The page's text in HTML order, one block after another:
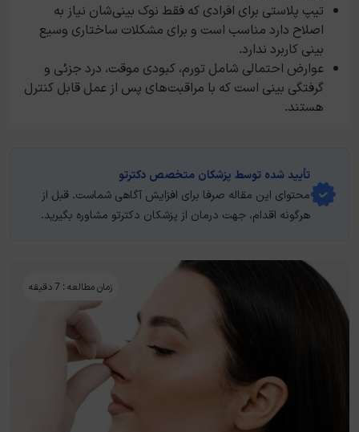
تیپ پلاستی برای افرادی که فقط نوک بینی‌شان نیاز به
اصلاح دارد مناسب است و برای مشکلات ساختاری وسیع
بینی کاربرد ندارد.
عوارض احتمالی شامل تورم، کبودی موقت، درد جزئی و
گرفتگی بینی است که با مراقبت‌های پس از عمل قابل کنترل
هستند.
تأیید‌‌‌‌‌‌‌ شده توسط پزشکان متخصص دکترتو
محتوای این مقاله صرفا برای افزایش آگاهی شماست. قبل از
هرگونه اقدام، جهت درمان از پزشکان دکترتو مشاوره بگیرید.
زمان مطالعه : 7 دقیقه